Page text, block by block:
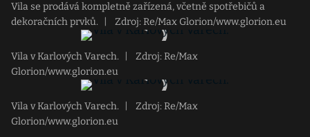
Vila se prodává kompletně zařízená, včetně spotřebičů a
dekoračních prvků.
Zdroj: Re/Max Glorion/www.glorion.eu
Vila v Karlových Varech.
Zdroj: Re/Max
Glorion/www.glorion.eu
Vila v Karlových Varech.
Zdroj: Re/Max
Glorion/www.glorion.eu